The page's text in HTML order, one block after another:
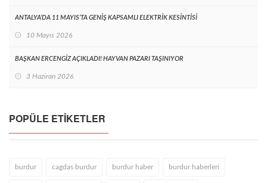
ANTALYA’DA 11 MAYIS’TA GENİŞ KAPSAMLI ELEKTRİK KESİNTİSİ
10 Mayıs 2026
BAŞKAN ERCENGİZ AÇIKLADI! HAYVAN PAZARI TAŞINIYOR
3 Haziran 2026
POPÜLE ETIKETLER
burdur cagdas burdur burdur haber burdur haberleri